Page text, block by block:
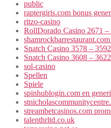
public
raptergiris.com bonus
ritzo-casino
RollDorado Casino 2671
Snatch Casino 3578 – 3592
Snatch Casino 3608 – 3622
sol-casino
Spellen
Spiele
spinhublogin.com en
streambetcasinos.com
talenthrltd.co.uk